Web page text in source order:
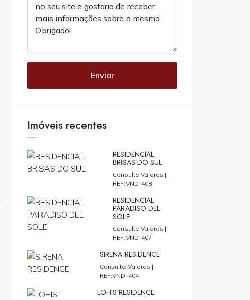
Enviar
Imóveis recentes
RESIDENCIAL
BRISAS DO SUL
Consulte Valores |
REF:VND-408
RESIDENCIAL
PARADISO DEL
SOLE
Consulte Valores |
REF:VND-407
SIRENA RESIDENCE
Consulte Valores |
REF:VND-404
LOHIS RESIDENCE